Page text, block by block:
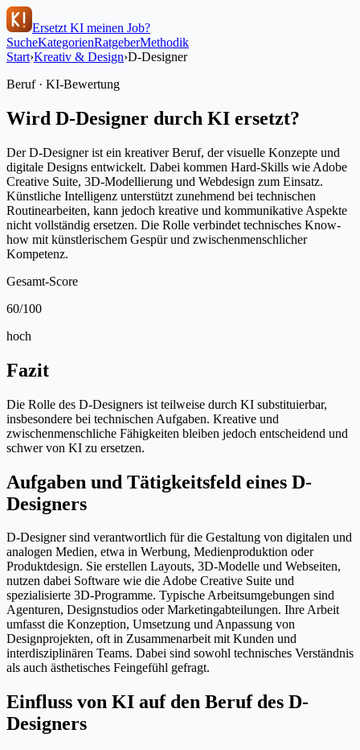
Ersetzt KI meinen Job?
SucheKategorienRatgeberMethodik
Start›Kreativ & Design›D-Designer
Beruf · KI-Bewertung
Wird D-Designer durch KI ersetzt?
Der D-Designer ist ein kreativer Beruf, der visuelle Konzepte und
digitale Designs entwickelt. Dabei kommen Hard-Skills wie Adobe
Creative Suite, 3D-Modellierung und Webdesign zum Einsatz.
Künstliche Intelligenz unterstützt zunehmend bei technischen
Routinearbeiten, kann jedoch kreative und kommunikative Aspekte
nicht vollständig ersetzen. Die Rolle verbindet technisches Know-
how mit künstlerischem Gespür und zwischenmenschlicher
Kompetenz.
Gesamt-Score
60/100
hoch
Fazit
Die Rolle des D-Designers ist teilweise durch KI substituierbar,
insbesondere bei technischen Aufgaben. Kreative und
zwischenmenschliche Fähigkeiten bleiben jedoch entscheidend und
schwer von KI zu ersetzen.
Aufgaben und Tätigkeitsfeld eines D-
Designers
D-Designer sind verantwortlich für die Gestaltung von digitalen und
analogen Medien, etwa in Werbung, Medienproduktion oder
Produktdesign. Sie erstellen Layouts, 3D-Modelle und Webseiten,
nutzen dabei Software wie die Adobe Creative Suite und
spezialisierte 3D-Programme. Typische Arbeitsumgebungen sind
Agenturen, Designstudios oder Marketingabteilungen. Ihre Arbeit
umfasst die Konzeption, Umsetzung und Anpassung von
Designprojekten, oft in Zusammenarbeit mit Kunden und
interdisziplinären Teams. Dabei sind sowohl technisches Verständnis
als auch ästhetisches Feingefühl gefragt.
Einfluss von KI auf den Beruf des D-
Designers